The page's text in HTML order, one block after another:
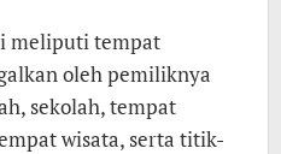
meliputi tempat
oleh pemiliknya
sekolah, tempat
wisata, serta titik-